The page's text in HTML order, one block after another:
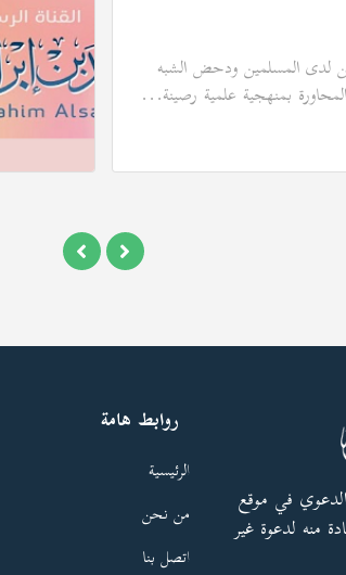
لدى المسلمين ودحض الشبه
بمنهجية علمية رصينة...
في موقع
منه لدعوة غير
روابط هامة
الرئيسية
من نحن
اتصل بنا